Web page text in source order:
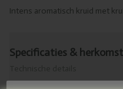
Intens aromatisch kruid met
Specificaties & herkomst